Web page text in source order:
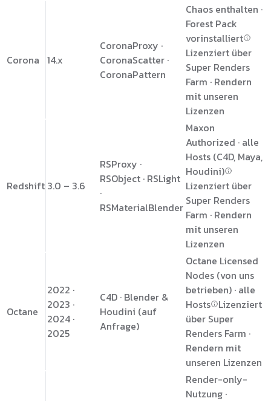
Corona 14.x
CoronaProxy ·
CoronaScatter ·
CoronaPattern
Chaos enthalten ·
Forest Pack
vorinstalliert
Lizenziert über
Super Renders
Farm · Rendern
mit unseren
Lizenzen
Redshift 3.0 – 3.6
RSProxy ·
RSObject · RSLight
·
RSMaterialBlender
Maxon
Authorized · alle
Hosts (C4D, Maya,
Houdini)
Lizenziert über
Super Renders
Farm · Rendern
mit unseren
Lizenzen
Octane
2022 ·
2023 ·
2024 ·
2025
C4D · Blender &
Houdini (auf
Anfrage)
Octane Licensed
Nodes (von uns
betrieben) · alle
Hosts Lizenziert
über Super
Renders Farm ·
Rendern mit
unseren Lizenzen
Render-only-
Nutzung ·